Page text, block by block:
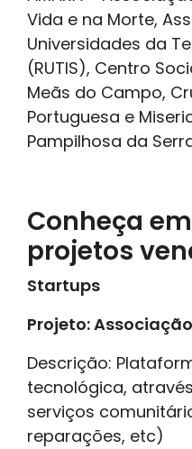
Vida e na Morte,
Universidades da
(RUTIS), Centro
Meãs do Campo,
Portuguesa e
Pampilhosa da
Conheça
projetos
Startups
Projeto:
Descrição:
tecnológica,
serviços
reparações, etc)